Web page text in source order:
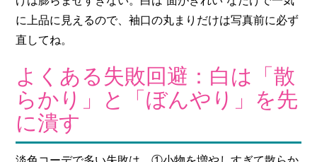
に上品に見えるので、袖口の丸まりだけは写真前に必ず
直してね。
よくある失敗回避：白は「散
らかり」と「ぼんやり」を先
に潰す